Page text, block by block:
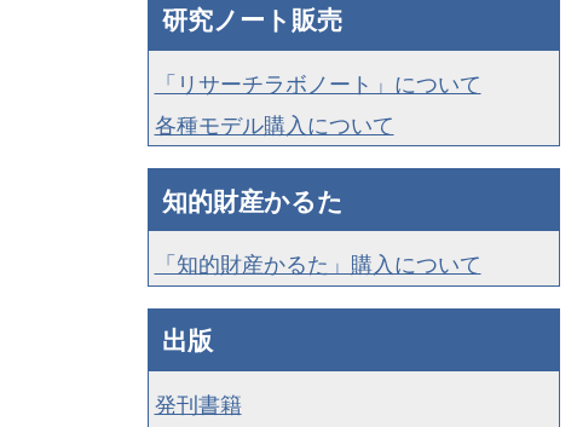
研究ノート販売
「リサーチラボノート」について
各種モデル購入について
知的財産かるた
「知的財産かるた」購入について
出版
発刊書籍